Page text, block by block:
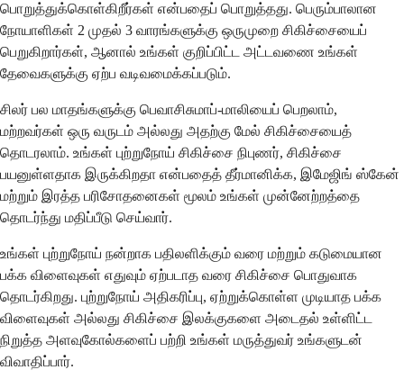
பொறுத்துக்கொள்கிறீர்கள் என்பதைப் பொறுத்தது. பெரும்பாலான
நோயாளிகள் 2 முதல் 3 வாரங்களுக்கு ஒருமுறை சிகிச்சையைப்
பெறுகிறார்கள், ஆனால் உங்கள் குறிப்பிட்ட அட்டவணை உங்கள்
தேவைகளுக்கு ஏற்ப வடிவமைக்கப்படும்.
சிலர் பல மாதங்களுக்கு பெவாசிசுமாப்-மாலியைப் பெறலாம்,
மற்றவர்கள் ஒரு வருடம் அல்லது அதற்கு மேல் சிகிச்சையைத்
தொடரலாம். உங்கள் புற்றுநோய் சிகிச்சை நிபுணர், சிகிச்சை
பயனுள்ளதாக இருக்கிறதா என்பதைத் தீர்மானிக்க, இமேஜிங் ஸ்கேன்
மற்றும் இரத்த பரிசோதனைகள் மூலம் உங்கள் முன்னேற்றத்தை
தொடர்ந்து மதிப்பீடு செய்வார்.
உங்கள் புற்றுநோய் நன்றாக பதிலளிக்கும் வரை மற்றும் கடுமையான
பக்க விளைவுகள் எதுவும் ஏற்படாத வரை சிகிச்சை பொதுவாக
தொடர்கிறது. புற்றுநோய் அதிகரிப்பு, ஏற்றுக்கொள்ள முடியாத பக்க
விளைவுகள் அல்லது சிகிச்சை இலக்குகளை அடைதல் உள்ளிட்ட
நிறுத்த அளவுகோல்களைப் பற்றி உங்கள் மருத்துவர் உங்களுடன்
விவாதிப்பார்.